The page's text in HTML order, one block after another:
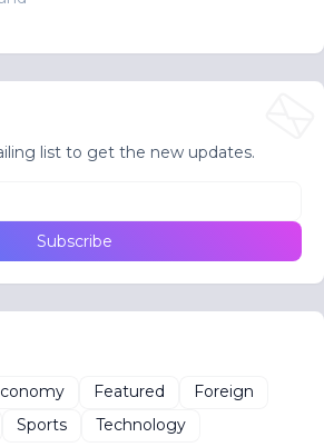
list to get the new updates.
Featured
Foreign
Sports
Technology